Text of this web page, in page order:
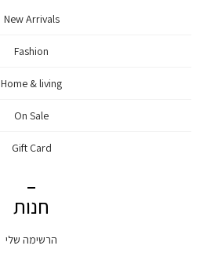
New Arrivals
Fashion
Home & living
On Sale
Gift Card
חנות
הרשימה שלי